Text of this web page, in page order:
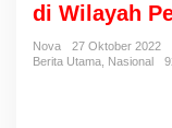
di Wilayah
Nova
27 Oktober 2022
Berita Utama Nasional